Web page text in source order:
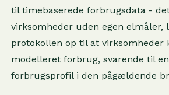
til timebaserede forbrugsdata -
virksomheder uden egen elmåler,
protokollen op til at virksomheder
modelleret forbrug, svarende til
forbrugsprofil i den pågældende